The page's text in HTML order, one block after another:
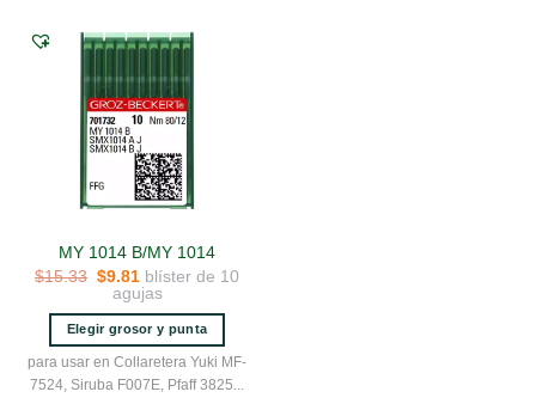
Las
se
pueden
elegir
en
la
página
producto
MY 1014 B/MY 1014
$15.33 El
precio
original
era:
$15.33.
$9.81 El
precio
actual
es:
$9.81.
blíster de 10
agujas
Elegir grosor y punta
Este
producto
para usar en Collaretera Yuki MF-
7524, Siruba F007E, Pfaff 3825...